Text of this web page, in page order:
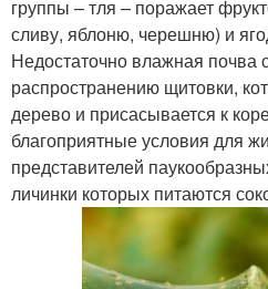
группы – тля – поражает
сливу, яблоню, черешню) и
Недостаточно влажная почва
распространению щитовки,
дерево и присасывается к
благоприятные условия для
представителей
личинки которых питаются